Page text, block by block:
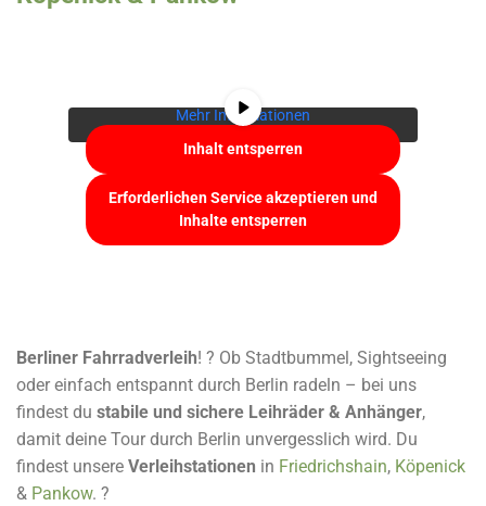
Mehr Informationen
Inhalt entsperren
Erforderlichen Service akzeptieren und
Inhalte entsperren
Berliner Fahrradverleih! ? Ob Stadtbummel, Sightseeing
oder einfach entspannt durch Berlin radeln – bei uns
findest du stabile und sichere Leihräder & Anhänger,
damit deine Tour durch Berlin unvergesslich wird. Du
findest unsere Verleihstationen in Friedrichshain, Köpenick
& Pankow. ?